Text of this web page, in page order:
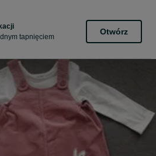
tapnięciem
Otwórz